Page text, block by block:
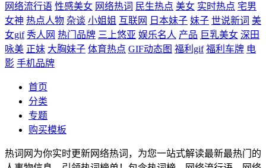
网络流行语 性感美女 网络热词 民生热点 美女 实时热点 宅男
女神 热点人物 杂谈 小姐姐 互联网 日本妹子 妹子 世说新词 美
女gif 秀人网 热门品牌 三上悠亚 娱乐名人 产品 巨乳美女 深田
咏美 正妹 大胸妹子 体育热点 GIF动态图 福利gif 福利车牌 电
影 手机品牌
首页
分类
专题
购买模板
热词网为你实时更新网络热词，为您一站式解读最新最热门的